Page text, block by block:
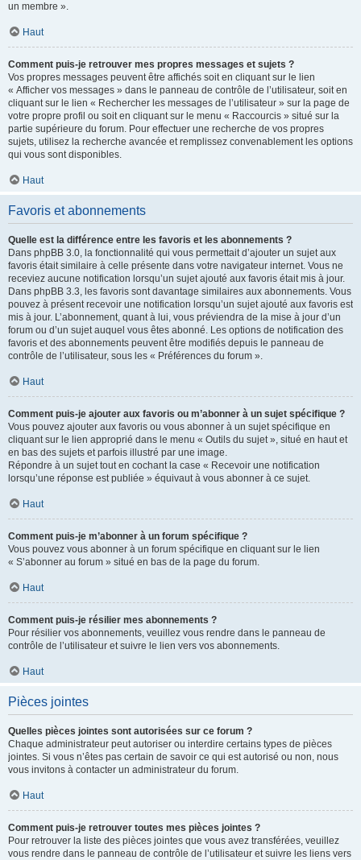
un membre ».
Haut
Comment puis-je retrouver mes propres messages et sujets ?
Vos propres messages peuvent être affichés soit en cliquant sur le lien
« Afficher vos messages » dans le panneau de contrôle de l’utilisateur, soit en
cliquant sur le lien « Rechercher les messages de l’utilisateur » sur la page de
votre propre profil ou soit en cliquant sur le menu « Raccourcis » situé sur la
partie supérieure du forum. Pour effectuer une recherche de vos propres
sujets, utilisez la recherche avancée et remplissez convenablement les options
qui vous sont disponibles.
Haut
Favoris et abonnements
Quelle est la différence entre les favoris et les abonnements ?
Dans phpBB 3.0, la fonctionnalité qui vous permettait d’ajouter un sujet aux
favoris était similaire à celle présente dans votre navigateur internet. Vous ne
receviez aucune notification lorsqu’un sujet ajouté aux favoris était mis à jour.
Dans phpBB 3.3, les favoris sont davantage similaires aux abonnements. Vous
pouvez à présent recevoir une notification lorsqu’un sujet ajouté aux favoris est
mis à jour. L’abonnement, quant à lui, vous préviendra de la mise à jour d’un
forum ou d’un sujet auquel vous êtes abonné. Les options de notification des
favoris et des abonnements peuvent être modifiés depuis le panneau de
contrôle de l’utilisateur, sous les « Préférences du forum ».
Haut
Comment puis-je ajouter aux favoris ou m’abonner à un sujet spécifique ?
Vous pouvez ajouter aux favoris ou vous abonner à un sujet spécifique en
cliquant sur le lien approprié dans le menu « Outils du sujet », situé en haut et
en bas des sujets et parfois illustré par une image.
Répondre à un sujet tout en cochant la case « Recevoir une notification
lorsqu’une réponse est publiée » équivaut à vous abonner à ce sujet.
Haut
Comment puis-je m’abonner à un forum spécifique ?
Vous pouvez vous abonner à un forum spécifique en cliquant sur le lien
« S’abonner au forum » situé en bas de la page du forum.
Haut
Comment puis-je résilier mes abonnements ?
Pour résilier vos abonnements, veuillez vous rendre dans le panneau de
contrôle de l’utilisateur et suivre le lien vers vos abonnements.
Haut
Pièces jointes
Quelles pièces jointes sont autorisées sur ce forum ?
Chaque administrateur peut autoriser ou interdire certains types de pièces
jointes. Si vous n’êtes pas certain de savoir ce qui est autorisé ou non, nous
vous invitons à contacter un administrateur du forum.
Haut
Comment puis-je retrouver toutes mes pièces jointes ?
Pour retrouver la liste des pièces jointes que vous avez transférées, veuillez
vous rendre dans le panneau de contrôle de l’utilisateur et suivre les liens vers